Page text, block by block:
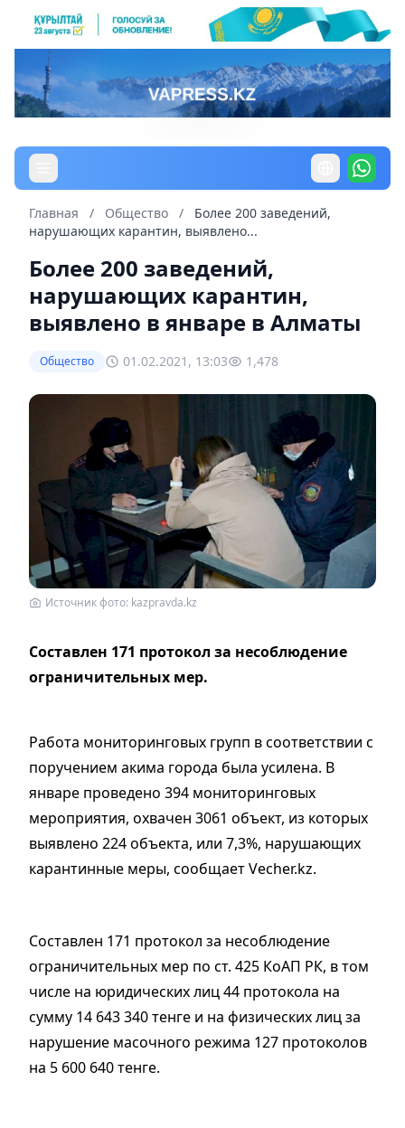
Главная / Общество /
Более 200 заведений,
нарушающих карантин, выявлено...
Более 200 заведений,
нарушающих карантин,
выявлено в январе в Алматы
Общество 01.02.2021, 13:03 1,478
Источник фото: kazpravda.kz
Составлен 171 протокол за несоблюдение
ограничительных мер.
Работа мониторинговых групп в соответствии с
поручением акима города была усилена. В
январе проведено 394 мониторинговых
мероприятия, охвачен 3061 объект, из которых
выявлено 224 объекта, или 7,3%, нарушающих
карантинные меры, сообщает Vecher.kz.
Составлен 171 протокол за несоблюдение
ограничительных мер по ст. 425 КоАП РК, в том
числе на юридических лиц 44 протокола на
сумму 14 643 340 тенге и на физических лиц за
нарушение масочного режима 127 протоколов
на 5 600 640 тенге.